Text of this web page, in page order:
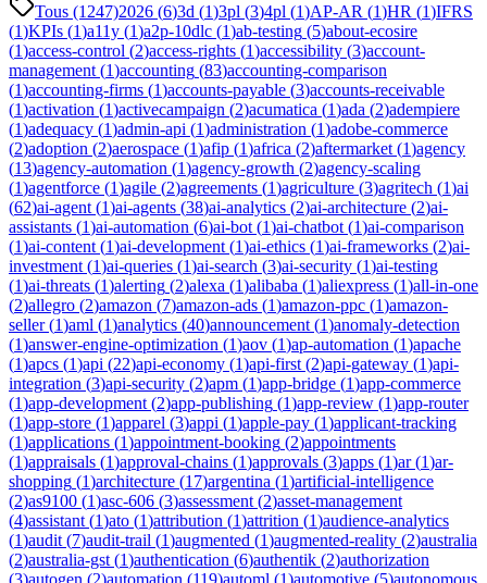
Tous (1247)2026 (6)3d (1)3pl (3)4pl (1)AP-AR (1)HR (1)IFRS
(1)KPIs (1)a11y (1)a2p-10dlc (1)ab-testing (5)about-ecosire
(1)access-control (2)access-rights (1)accessibility (3)account-
management (1)accounting (83)accounting-comparison
(1)accounting-firms (1)accounts-payable (3)accounts-receivable
(1)activation (1)activecampaign (2)acumatica (1)ada (2)adempiere
(1)adequacy (1)admin-api (1)administration (1)adobe-commerce
(2)adoption (2)aerospace (1)afip (1)africa (2)aftermarket (1)agency
(13)agency-automation (1)agency-growth (2)agency-scaling
(1)agentforce (1)agile (2)agreements (1)agriculture (3)agritech (1)ai
(62)ai-agent (1)ai-agents (38)ai-analytics (2)ai-architecture (2)ai-
assistants (1)ai-automation (6)ai-bot (1)ai-chatbot (1)ai-comparison
(1)ai-content (1)ai-development (1)ai-ethics (1)ai-frameworks (2)ai-
investment (1)ai-queries (1)ai-search (3)ai-security (1)ai-testing
(1)ai-threats (1)alerting (2)alexa (1)alibaba (1)aliexpress (1)all-in-one
(2)allegro (2)amazon (7)amazon-ads (1)amazon-ppc (1)amazon-
seller(1)aml (1)analytics (40)announcement (1)anomaly-detection
(1)answer-engine-optimization (1)aov (1)ap-automation (1)apache
(1)apcs (1)api (22)api-economy (1)api-first (2)api-gateway (1)api-
integration (3)api-security (2)apm (1)app-bridge (1)app-commerce
(1)app-development (2)app-publishing (1)app-review (1)app-router
(1)app-store (1)apparel (3)appi (1)apple-pay (1)applicant-tracking
(1)applications (1)appointment-booking (2)appointments
(1)appraisals (1)approval-chains (1)approvals (3)apps (1)ar(1)ar-
shopping (1)architecture (17)argentina (1)artificial-intelligence
(2)as9100 (1)asc-606 (3)assessment (2)asset-management
(4)assistant (1)ato (1)attribution (1)attrition (1)audience-analytics
(1)audit (7)audit-trail (1)augmented (1)augmented-reality (2)australia
(2)australia-gst (1)authentication (6)authentik (2)authorization
(3)autogen (2)automation (119)automl (1)automotive (5)autonomous